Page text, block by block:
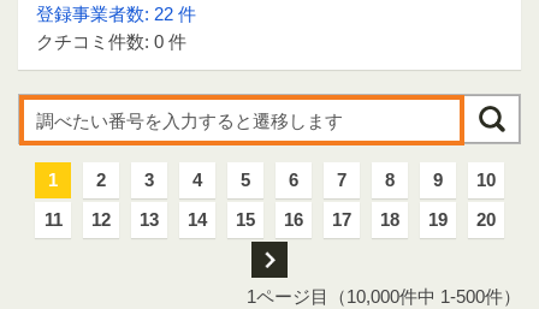
登録事業者数: 22 件
クチコミ件数: 0 件
1 2 3 4 5 6 7 8 9
10
11
12 13 14 15 16 17 18 19
20
次
1ページ目（10,000件中 1-500件）